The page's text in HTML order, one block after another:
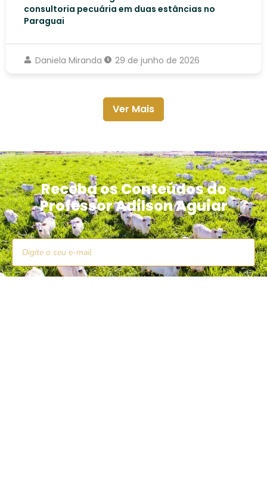
consultoria pecuária em duas estâncias no
Paraguai
Daniela Miranda 29 de junho de 2026
Ver Mais
Receba os Conteúdos do
Professor Adilson Aguiar